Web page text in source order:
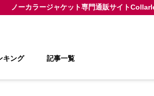
ノーカラージャケット専門通販サイト
キング 記事一覧